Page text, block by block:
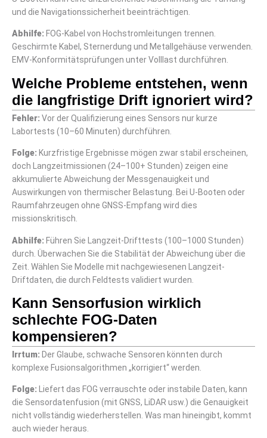
und die Navigationssicherheit beeinträchtigen.
Abhilfe: FOG-Kabel von Hochstromleitungen trennen.
Geschirmte Kabel, Sternerdung und Metallgehäuse verwenden.
EMV-Konformitätsprüfungen unter Volllast durchführen.
Welche Probleme entstehen, wenn
die langfristige Drift ignoriert wird?
Fehler: Vor der Qualifizierung eines Sensors nur kurze
Labortests (10–60 Minuten) durchführen.
Folge: Kurzfristige Ergebnisse mögen zwar stabil erscheinen,
doch Langzeitmissionen (24–100+ Stunden) zeigen eine
akkumulierte Abweichung der Messgenauigkeit und
Auswirkungen von thermischer Belastung. Bei U-Booten oder
Raumfahrzeugen ohne GNSS-Empfang wird dies
missionskritisch.
Abhilfe: Führen Sie Langzeit-Drifttests (100–1000 Stunden)
durch. Überwachen Sie die Stabilität der Abweichung über die
Zeit. Wählen Sie Modelle mit nachgewiesenen Langzeit-
Driftdaten, die durch Feldtests validiert wurden.
Kann Sensorfusion wirklich
schlechte FOG-Daten
kompensieren?
Irrtum: Der Glaube, schwache Sensoren könnten durch
komplexe Fusionsalgorithmen „korrigiert“ werden.
Folge: Liefert das FOG verrauschte oder instabile Daten, kann
die Sensordatenfusion (mit GNSS, LiDAR usw.) die Genauigkeit
nicht vollständig wiederherstellen. Was man hineingibt, kommt
auch wieder heraus.